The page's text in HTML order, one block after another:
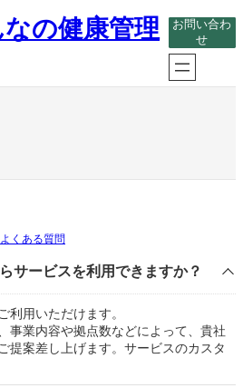
の健康管理
お問い合わ
せ
よくある質問
サービスを利用できますか？
利用いただけます。
事業内容や拠点数などによって、貴社
提案差し上げます。サービスのカスタ